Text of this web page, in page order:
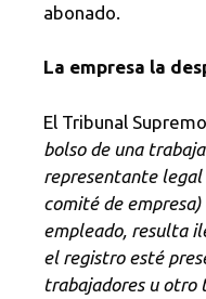
abonado.
La empresa la
El Tribunal
bolso de una
representante legal
comité de empresa)
empleado, resulta
el registro esté
trabajadores u otro